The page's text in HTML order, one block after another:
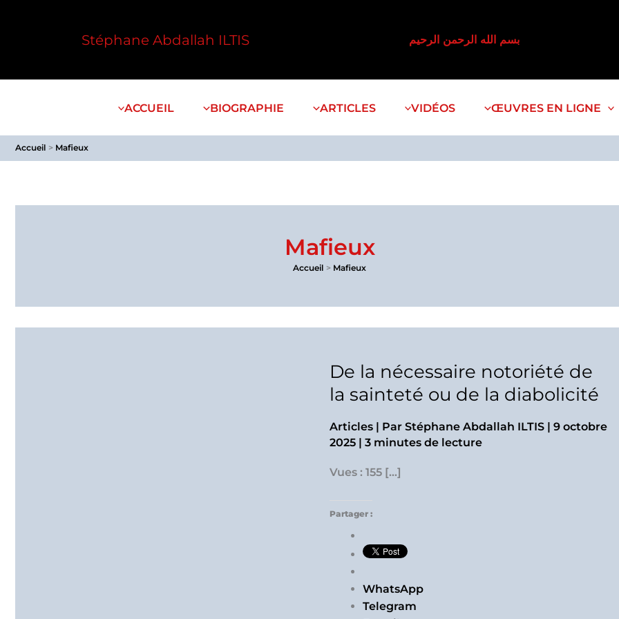
Stéphane Abdallah ILTIS بسم الله الرحمن الرحيم
ACCUEIL BIOGRAPHIE ARTICLES VIDÉOS ŒUVRES EN LIGNE
Accueil Mafieux
Mafieux
Accueil Mafieux
De la nécessaire notoriété de
la sainteté ou de la diabolicité
Articles | Par Stéphane Abdallah ILTIS | 9 octobre
2025 | 3 minutes de lecture
Vues : 155 […]
Partager :
WhatsApp
Telegram